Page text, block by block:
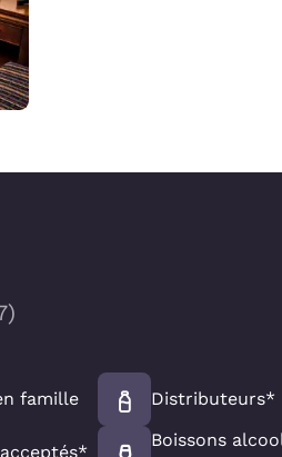
)
famille
Distributeurs*
Boissons